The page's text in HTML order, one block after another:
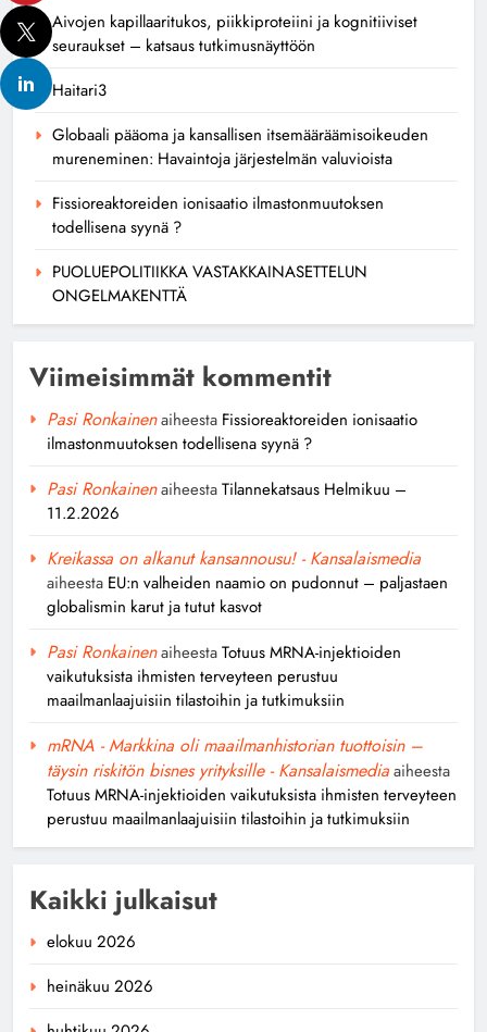
Aivojen kapillaaritukos, piikkiproteiini ja kognitiiviset
seuraukset – katsaus tutkimusnäyttöön
Haitari3
Globaali pääoma ja kansallisen itsemääräämisoikeuden
mureneminen: Havaintoja järjestelmän valuvioista
Fissioreaktoreiden ionisaatio ilmastonmuutoksen
todellisena syynä ?
PUOLUEPOLITIIKKA VASTAKKAINASETTELUN
ONGELMAKENTTÄ
Viimeisimmät kommentit
Pasi Ronkainenaiheesta Fissioreaktoreiden ionisaatio
ilmastonmuutoksen todellisena syynä ?
Pasi RonkainenaiheestaTilannekatsaus Helmikuu –
11.2.2026
Kreikassa on alkanut kansannousu! - Kansalaismedia
aiheesta EU:n valheiden naamio on pudonnut – paljastaen
globalismin karut ja tutut kasvot
Pasi RonkainenaiheestaTotuus MRNA-injektioiden
vaikutuksista ihmisten terveyteen perustuu
maailmanlaajuisiin tilastoihin ja tutkimuksiin
mRNA - Markkina oli maailmanhistorian tuottoisin –
täysin riskitön bisnes yrityksille - Kansalaismediaaiheesta
Totuus MRNA-injektioiden vaikutuksista ihmisten terveyteen
perustuu maailmanlaajuisiin tilastoihin ja tutkimuksiin
Kaikki julkaisut
elokuu 2026
heinäkuu 2026